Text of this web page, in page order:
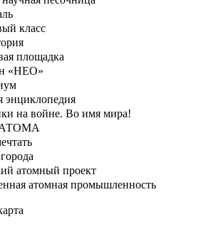
класс
площадка
«НЕО»
энциклопедия
на войне. Во имя мира!
АТОМА
атомный проект
атомная промышленность